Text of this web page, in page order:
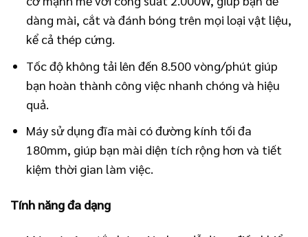
dàng mài, cắt và đánh bóng trên mọi loại vật liệu,
kể cả thép cứng.
Tốc độ không tải lên đến 8.500 vòng/phút giúp
bạn hoàn thành công việc nhanh chóng và hiệu
quả.
Máy sử dụng đĩa mài có đường kính tối đa
180mm, giúp bạn mài diện tích rộng hơn và tiết
kiệm thời gian làm việc.
Tính năng đa dạng